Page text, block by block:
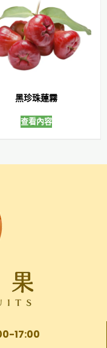
黑珍珠蓮霧
查看內容
17:00